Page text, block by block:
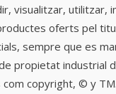
visualitzar,
oferts pel
sempre que es
propietat industrial
copyright, © y TM.